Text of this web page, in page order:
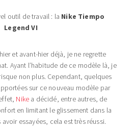
outil de travail : la Nike Tiempo
Legend VI
et avant-hier déjà, je ne regrette
Ayant l’habitude de ce modèle là, je
non plus. Cependant, quelques
sur ce nouveau modèle par
Nike a décidé, entre autres, de
en limitant le glissement dans la
essayées, cela est très réussi.